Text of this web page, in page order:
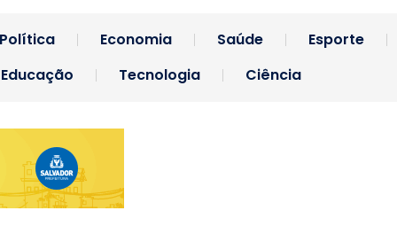
Política Economia Saúde
Esporte
Educação Tecnologia Ciência